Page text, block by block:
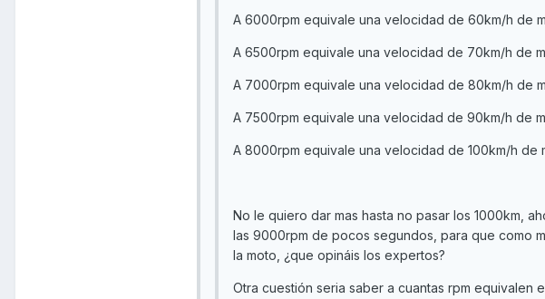
A 6000rpm equivale una velocidad de 60km/h de
A 6500rpm equivale una velocidad de 70km/h de
A 7000rpm equivale una velocidad de 80km/h de
A 7500rpm equivale una velocidad de 90km/h de
A 8000rpm equivale una velocidad de 100km/h de
No le quiero dar mas hasta no pasar los 1000km,
las 9000rpm de pocos segundos, para que como
la moto, ¿que opináis los expertos?
Otra cuestión seria saber a cuantas rpm equivalen